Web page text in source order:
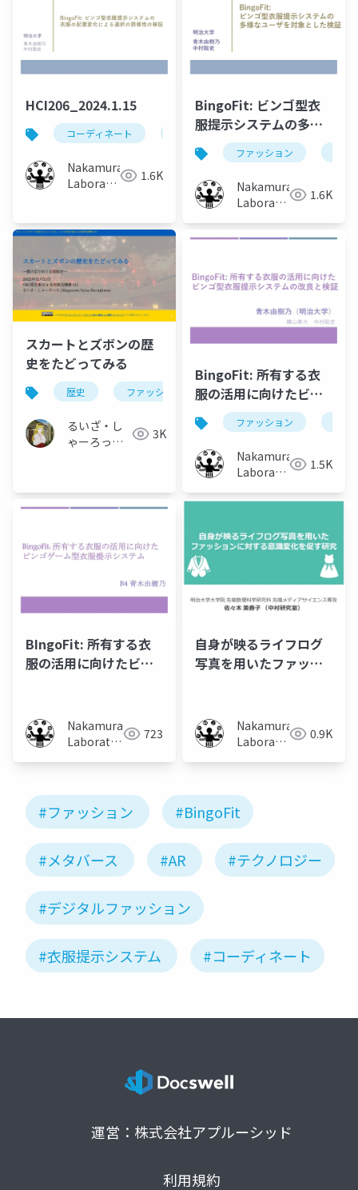
HCI206_2024.1.15
コーディネート ファッション ビンゴ
Nakamura
Laboratory
1.6K
BingoFit: ビンゴ型衣
服提示システムの多様
なユーザを対象とした
検証
ファッション
Nakamura
Laboratory
University)
1.6K
スカートとズボンの歴
史をたどってみる
歴史 ファッション vrchat vrc
るいざ・し
ゃーろっと
шарлотта
Йосифівна)
3K
BingoFit: 所有する衣
服の活用に向けたビン
ゴ型衣服提示システム
の改良と検証
ファッション
Nakamura
Laboratory
University)
1.5K
BIngoFit: 所有する衣
服の活用に向けたビン
Nakamura
Laboratory
723
自身が映るライフログ
写真を用いたファッシ
Nakamura
Laboratory
0.9K
#ファッション #BingoFit
#メタバース #AR #テクノロジー
#デジタルファッション
#衣服提示システム #コーディネート
運営：株式会社アプルーシッド
利用規約